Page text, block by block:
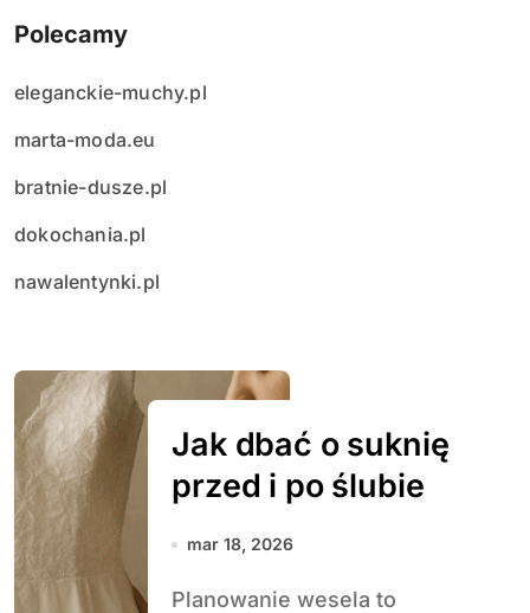
Polecamy
eleganckie-muchy.pl
marta-moda.eu
bratnie-dusze.pl
dokochania.pl
nawalentynki.pl
Jak dbać o suknię
przed i po ślubie
mar 18, 2026
Planowanie wesela to